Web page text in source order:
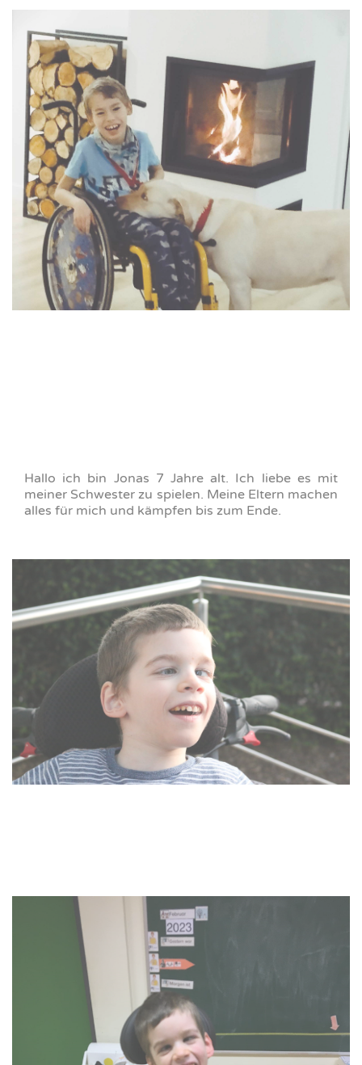
Hallo ich bin Jonas 7 Jahre alt. Ich liebe es mit
meiner Schwester zu spielen. Meine Eltern machen
alles für mich und kämpfen bis zum Ende.